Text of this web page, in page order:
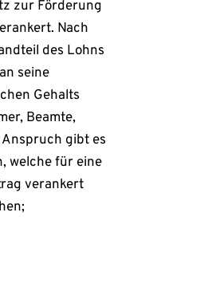
zur Förderung
Nach
des Lohns
seine
Gehalts
Beamte,
gibt es
welche für eine
verankert